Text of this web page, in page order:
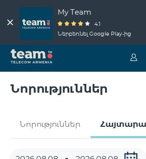
My Team
4.1
Ներբեռնել Google Play-ից
Նորություններ
Նորություններ